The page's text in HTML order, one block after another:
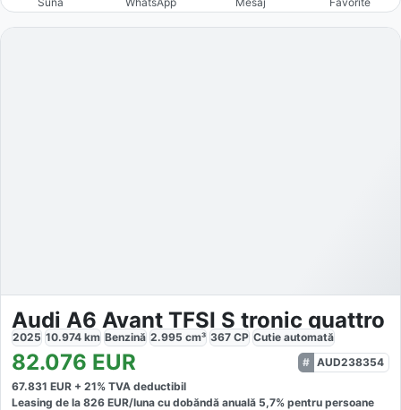
Audi A6 Avant TFSI S tronic quattro
2025 10.974 km Benzină 2.995 cm³ 367 CP Cutie automată
82.076 EUR
AUD238354
67.831 EUR + 21% TVA deductibil
Leasing de la 826 EUR/luna cu dobăndă anuală 5,7% pentru persoane